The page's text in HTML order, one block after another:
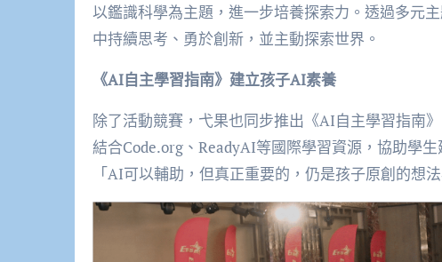
以鑑識科學為主題，進一步培養探索力。透過多元
中持續思考、勇於創新，並主動探索世界。
《AI自主學習指南》建立孩子AI素養
除了活動競賽，弋果也同步推出《AI自主學習指南
結合Code.org、ReadyAI等國際學習資源，協助學
「AI可以輔助，但真正重要的，仍是孩子原創的想法